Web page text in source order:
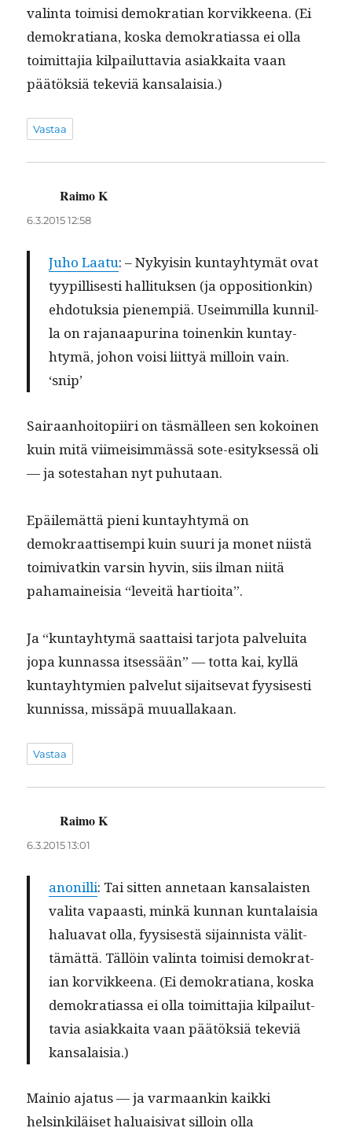
val­in­ta toimisi demokra­t­ian korvikkeena. (Ei
demokra­tiana, kos­ka demokra­ti­as­sa ei olla
toimit­ta­jia kil­pailut­tavia asi­akkai­ta vaan
päätök­siä teke­viä kansalaisia.)
Vastaa
Raimo Ksanoo:
6.3.2015 12:58
Juho Laatu: – Nyky­isin kun­tay­htymät ovat
tyyp­il­lis­es­ti hal­li­tuk­sen (ja oppo­si­tionkin)
ehdo­tuk­sia pienem­piä. Useim­mil­la kun­nil­
la on rajanaa­pu­ri­na toinenkin kun­tay­
htymä, johon voisi liit­tyä mil­loin vain.
‘snip’
Sairaan­hoitopi­iri on täs­mälleen sen kokoinen
kuin mitä viimeisim­mässä sote-esi­tyk­sessä oli
— ja sotes­ta­han nyt puhutaan.
Epäilemät­tä pieni kun­tay­htymä on
demokraat­tisem­pi kuin suuri ja mon­et niistä
toimi­vatkin varsin hyvin, siis ilman niitä
pahamaineisia “lev­eitä hartioita”.
Ja “kun­tay­htymä saat­taisi tar­jo­ta palvelui­ta
jopa kun­nas­sa itsessään” — tot­ta kai, kyl­lä
kun­tay­htymien palve­lut sijait­se­vat fyy­sis­es­ti
kun­nis­sa, mis­säpä muuallakaan.
Vastaa
Raimo K
6.3.2015 13:01
anon­il­li: Tai sit­ten annetaan kansalais­ten
vali­ta vapaasti, minkä kun­nan kun­ta­laisia
halu­a­vat olla, fyy­sis­es­tä sijain­nista välit­
tämät­tä. Täl­löin val­in­ta toimisi demokra­t­
ian korvikkeena. (Ei demokra­tiana, kos­ka
demokra­ti­as­sa ei olla toimit­ta­jia kil­pailut­
tavia asi­akkai­ta vaan päätök­siä teke­viä
kansalaisia.)
Mainio aja­tus — ja var­maankin kaik­ki
helsinkiläiset halu­aisi­vat sil­loin olla